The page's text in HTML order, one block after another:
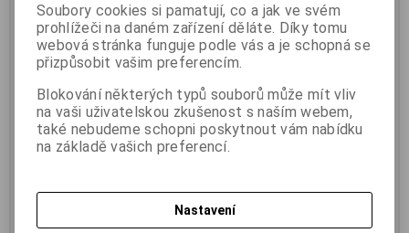
Kolo dětské Author King Kong
Katalogové číslo: B003
Záruka (měsíců):
Dodací lhůta (dnů) 1 -7
Skladem:Na dotaz Ks
Kolo je skladem na prodejně,
platba možná pouze...
Sleva: 0 %
Kellys Neos stavba fitnes
bazar
Katalogové číslo:
Záruka (měsíců):
Dodací lhůta (dnů) 1 - 7
Skladem:Na dotaz Ks
Kolo je skladem na prodejně,
platba možná pouze...
Původní cena:17 990 Kč
Sleva: 16 %
Soubory cookies si pamatují, co a jak ve svém
prohlížeči na daném zařízení děláte. Díky tomu
webová stránka funguje podle vás a je schopná se
přizpůsobit vašim preferencím.
Blokování některých typů souborů může mít vliv
na vaši uživatelskou zkušenost s naším webem,
také nebudeme schopni poskytnout vám nabídku
na základě vašich preferencí.
Nastavení